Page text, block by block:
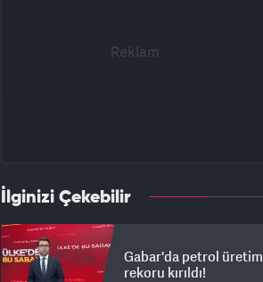
İlginizi Çekebilir
Gabar'da petrol üretim
rekoru kırıldı!